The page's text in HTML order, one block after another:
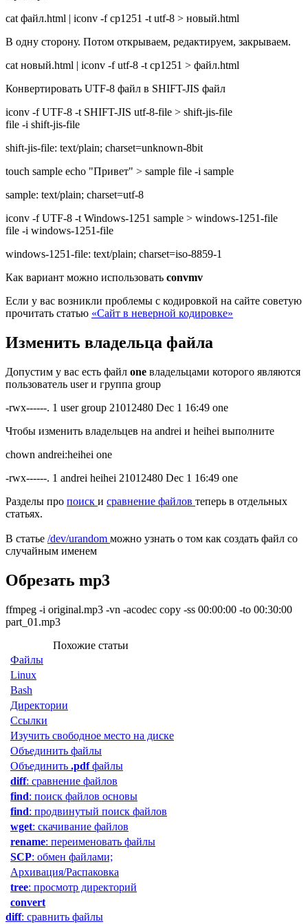
cat файл.html | iconv -f cp1251 -t utf-8 > новый.html
В одну сторону. Потом открываем, редактируем, закрываем.
cat новый.html | iconv -f utf-8 -t cp1251 > файл.html
Конвертировать UTF-8 файл в SHIFT-JIS файл
iconv -f UTF-8 -t SHIFT-JIS utf-8-file > shift-jis-file
file -i shift-jis-file
shift-jis-file: text/plain; charset=unknown-8bit
touch sample echo "Привет" > sample file -i sample
sample: text/plain; charset=utf-8
iconv -f UTF-8 -t Windows-1251 sample > windows-1251-file
file -i windows-1251-file
windows-1251-file: text/plain; charset=iso-8859-1
Как вариант можно использовать convmv
Если у вас возникли проблемы с кодировкой на сайте советую
прочитать статью «Сайт в неверной кодировке»
Изменить владельца файла
Допустим у вас есть файл one владельцами которого являются
пользователь user и группа group
-rwx------. 1 user group 21012480 Dec 1 16:49 one
Чтобы изменить владельцев на andrei и heihei выполните
chown andrei:heihei one
-rwx------. 1 andrei heihei 21012480 Dec 1 16:49 one
Разделы про поиск и сравнение файлов теперь в отдельных
статьях.
В статье /dev/urandom можно узнать о том как создать файл со
случайным именем
Обрезать mp3
ffmpeg -i original.mp3 -vn -acodec copy -ss 00:00:00 -to 00:30:00
part_01.mp3
Похожие статьи
Файлы
Linux
Bash
Директории
Ссылки
Изучить свободное место на диске
Объединить файлы
Объединить .pdfфайлы
diff: сравнение файлов
find: поиск файлов основы
find: продвинутый поиск файлов
wget: скачивание файлов
rename: переименовать файлы
SCP: обмен файлами;
Архивация/Распаковка
tree: просмотр директорий
convert
diff: сравнить файлы